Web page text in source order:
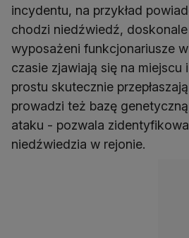
incydentu, na przykład
chodzi niedźwiedź,
wyposażeni funkcjonariusze
czasie zjawiają się na miejscu
prostu skutecznie
prowadzi też bazę
ataku - pozwala
niedźwiedzia w rejonie.